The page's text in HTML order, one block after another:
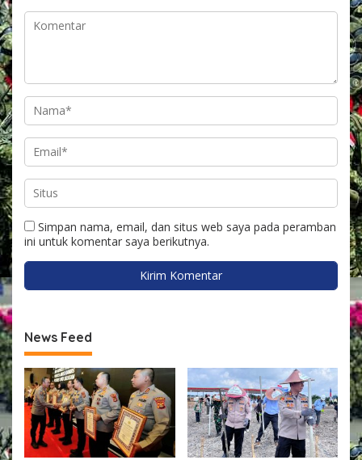
Simpan nama, email, dan situs web saya pada peramban
ini untuk komentar saya berikutnya.
News Feed